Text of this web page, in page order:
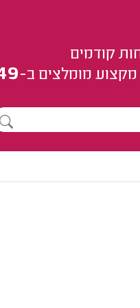
קודמים
מקצוע מומלצים ב-